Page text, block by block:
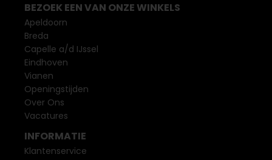
BEZOEK EEN VAN ONZE WINKELS
Apeldoorn
Breda
Capelle a/d IJssel
Eindhoven
Vianen
Openingstijden
Over Ons
Vacatures
INFORMATIE
Klantenservice